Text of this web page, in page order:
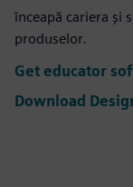
înceapă cariera și
produselor.
Get educator
Download